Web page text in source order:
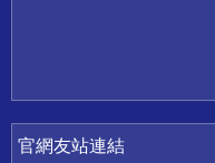
官網友站連結